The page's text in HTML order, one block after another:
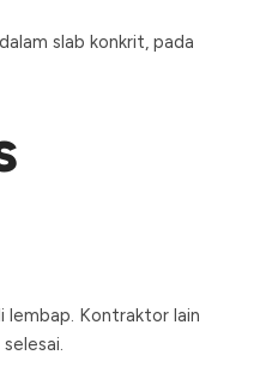
slab konkrit, pada
lembap. Kontraktor lain